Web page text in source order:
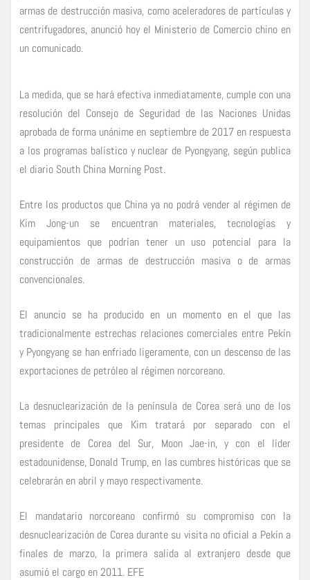
armas de destrucción masiva, como aceleradores de partículas y
centrifugadores, anunció hoy el Ministerio de Comercio chino en
un comunicado.
La medida, que se hará efectiva inmediatamente, cumple con una
resolución del Consejo de Seguridad de las Naciones Unidas
aprobada de forma unánime en septiembre de 2017 en respuesta
a los programas balístico y nuclear de Pyongyang, según publica
el diario South China Morning Post.
Entre los productos que China ya no podrá vender al régimen de
Kim Jong-un se encuentran materiales, tecnologías y
equipamientos que podrían tener un uso potencial para la
construcción de armas de destrucción masiva o de armas
convencionales.
El anuncio se ha producido en un momento en el que las
tradicionalmente estrechas relaciones comerciales entre Pekín
y Pyongyang se han enfriado ligeramente, con un descenso de las
exportaciones de petróleo al régimen norcoreano.
La desnuclearización de la península de Corea será uno de los
temas principales que Kim tratará por separado con el
presidente de Corea del Sur, Moon Jae-in, y con el líder
estadounidense, Donald Trump, en las cumbres históricas que se
celebrarán en abril y mayo respectivamente.
El mandatario norcoreano confirmó su compromiso con la
desnuclearización de Corea durante su visita no oficial a Pekín a
finales de marzo, la primera salida al extranjero desde que
asumió el cargo en 2011. EFE